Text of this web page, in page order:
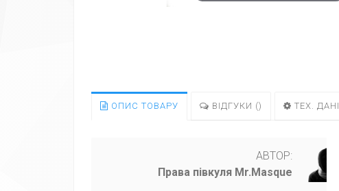
ОПИС ТОВАРУ ВІДГУКИ () ТЕХ. ДАНІ
АВТОР:
Права півкуля Mr.Masque